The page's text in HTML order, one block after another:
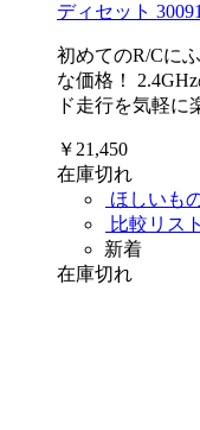
ディセット
初めてのR/Cに
な価格！
ド走行を気軽に
￥21,450
在庫切れ
ほしいも
比較リス
新着
在庫切れ